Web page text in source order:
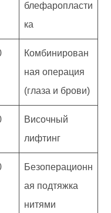
блефаропласти
ка
Комбинирован
ная операция
(глаза и брови)
Височный
лифтинг
Безоперационн
ая подтяжка
нитями